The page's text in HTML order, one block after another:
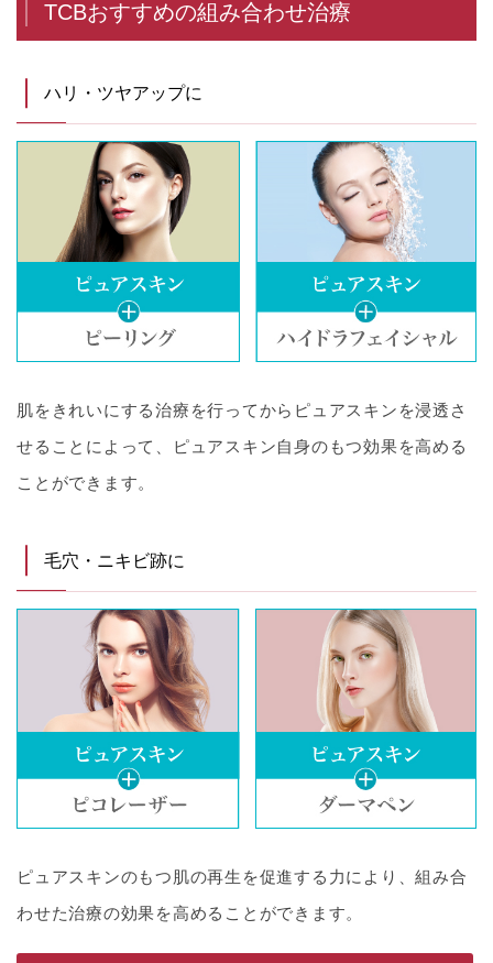
TCBおすすめの組み合わせ治療
ハリ・ツヤアップに
肌をきれいにする治療を行ってからピュアスキンを浸透さ
せることによって、ピュアスキン自身のもつ効果を高める
ことができます。
毛穴・ニキビ跡に
ピュアスキンのもつ肌の再生を促進する力により、組み合
わせた治療の効果を高めることができます。